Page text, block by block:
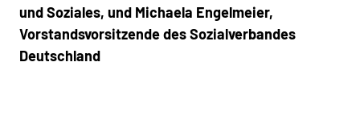
und Soziales, und Michaela Engelmeier,
Vorstandsvorsitzende des Sozialverbandes
Deutschland